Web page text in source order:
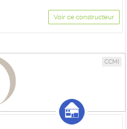
Voir ce constructeur
CCMI